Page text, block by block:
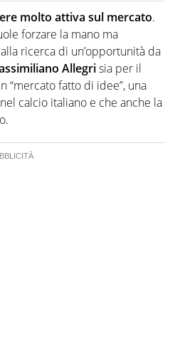
molto attiva sul mercato.
forzare la mano ma
ricerca di un’opportunità da
Allegrisia per il
“mercato fatto di idee”, una
calcio italiano e che anche la